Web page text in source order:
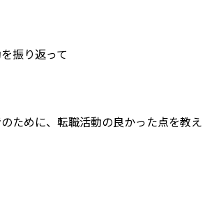
振り返って
ために、転職活動の良かった点を教え